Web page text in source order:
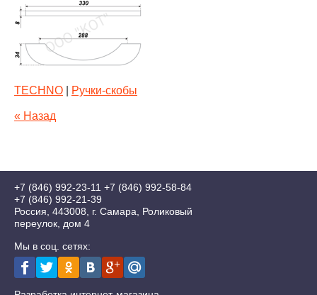
TECHNO Ручки-скобы
« Назад
+7 (846) 992-23-11 +7 (846) 992-58-84
+7 (846) 992-21-39
Россия, 443008, г. Самара, Роликовый
переулок, дом 4
Мы в соц. сетях: